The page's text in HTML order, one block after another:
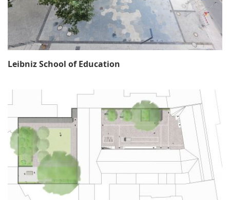
Leibniz School of Education